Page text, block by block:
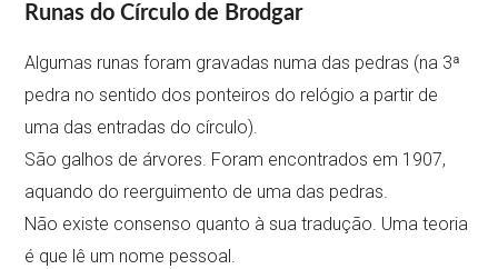
Runas do Círculo de Brodgar
Algumas runas foram gravadas numa das pedras (na 3ª
pedra no sentido dos ponteiros do relógio a partir de
uma das entradas do círculo).
São galhos de árvores. Foram encontrados em 1907,
aquando do reerguimento de uma das pedras.
Não existe consenso quanto à sua tradução. Uma teoria
é que lê um nome pessoal.